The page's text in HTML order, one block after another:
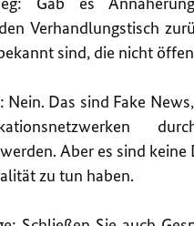
Verhandlungstisch
sind, die nicht
Nein. Das sind Fake
Aber es sind keine
zu tun haben.